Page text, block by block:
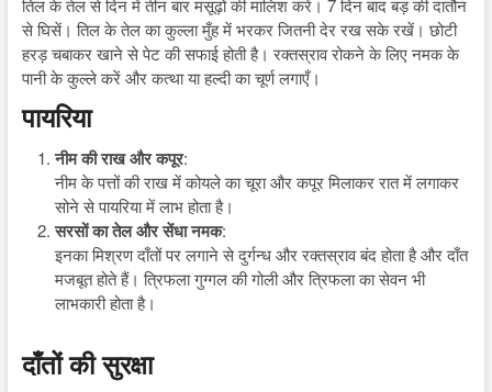
तिल के तेल से दिन में तीन बार मसूढ़ों की मालिश करें। 7 दिन बाद बड़ की दातौन
से घिसें। तिल के तेल का कुल्ला मुँह में भरकर जितनी देर रख सके रखें। छोटी
हरड़ चबाकर खाने से पेट की सफाई होती है। रक्तस्राव रोकने के लिए नमक के
पानी के कुल्ले करें और कत्था या हल्दी का चूर्ण लगाएँ।
पायरिया
नीम की राख और कपूर:
नीम के पत्तों की राख में कोयले का चूरा और कपूर मिलाकर रात में लगाकर
सोने से पायरिया में लाभ होता है।
सरसों का तेल और सेंधा नमक:
इनका मिश्रण दाँतों पर लगाने से दुर्गन्ध और रक्तस्राव बंद होता है और दाँत
मजबूत होते हैं। त्रिफला गुग्गल की गोली और त्रिफला का सेवन भी
लाभकारी होता है।
दाँतों की सुरक्षा